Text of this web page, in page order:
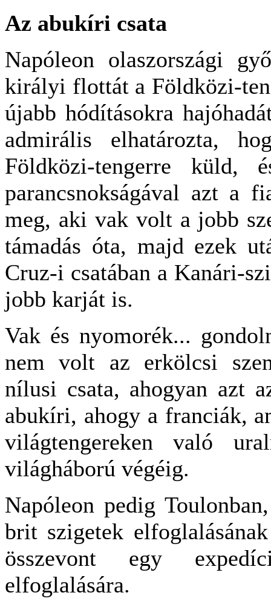
Az abukíri csata
Napóleon olaszországi
királyi flottát a Földközi-
újabb hódításokra
admirális elhatározta,
Földközi-tengerre küld,
parancsnokságával azt a
meg, aki vak volt a jobb
támadás óta, majd ezek
Cruz-i csatában a Kanári-
jobb karját is.
Vak és nyomorék...
nem volt az erkölcsi
nílusi csata, ahogyan azt
abukíri, ahogy a franciák,
világtengereken való
világháború végéig.
Napóleon pedig
brit szigetek
összevont egy
elfoglalására.